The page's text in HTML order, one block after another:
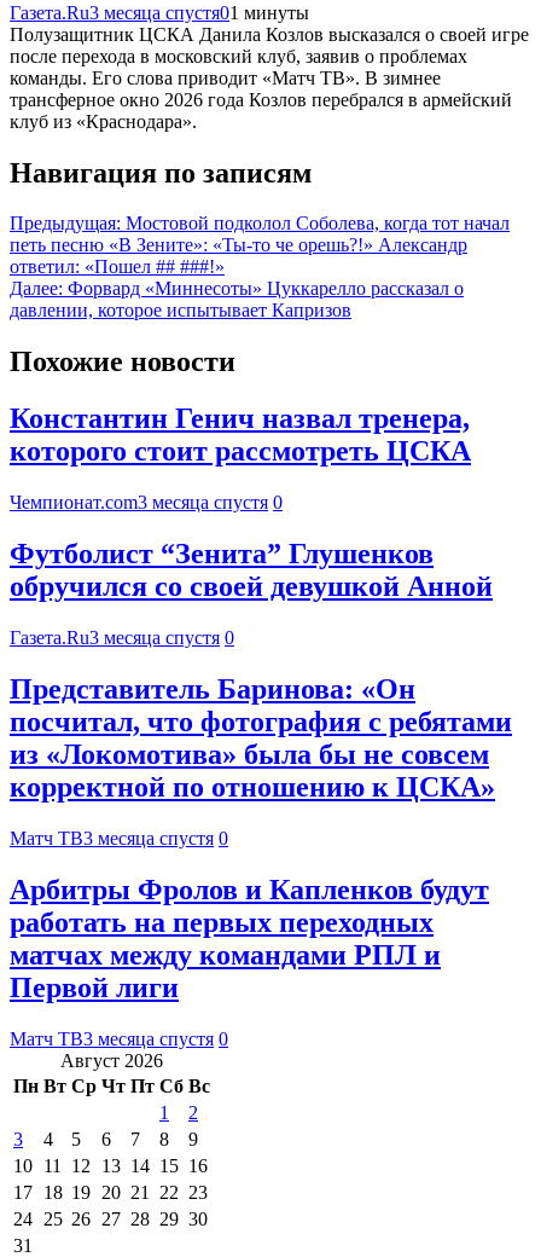
Газета.Ru3 месяца спустя01 минуты
Полузащитник ЦСКА Данила Козлов высказался о своей игре
после перехода в московский клуб, заявив о проблемах
команды. Его слова приводит «Матч ТВ». В зимнее
трансферное окно 2026 года Козлов перебрался в армейский
клуб из «Краснодара».
Навигация по записям
Предыдущая: Мостовой подколол Соболева, когда тот начал
петь песню «В Зените»: «Ты-то че орешь?!» Александр
ответил: «Пошел ## ###!»
Далее: Форвард «Миннесоты» Цуккарелло рассказал о
давлении, которое испытывает Капризов
Похожие новости
Константин Генич назвал тренера,
которого стоит рассмотреть ЦСКА
Чемпионат.com3 месяца спустя 0
Футболист “Зенита” Глушенков
обручился со своей девушкой Анной
Газета.Ru3 месяца спустя 0
Представитель Баринова: «Он
посчитал, что фотография с ребятами
из «Локомотива» была бы не совсем
корректной по отношению к ЦСКА»
Матч ТВ3 месяца спустя 0
Арбитры Фролов и Капленков будут
работать на первых переходных
матчах между командами РПЛ и
Первой лиги
Матч ТВ3 месяца спустя 0
Август 2026
Пн Вт Ср Чт Пт Сб Вс
1
2
3
4 5 6 7 8
9
10 11 12 13 14 15 16
17 18 19 20 21 22 23
24 25 26 27 28 29 30
31